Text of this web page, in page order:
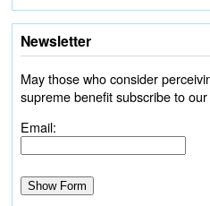
Newsletter
May those who consider
supreme benefit subscribe to
Email: